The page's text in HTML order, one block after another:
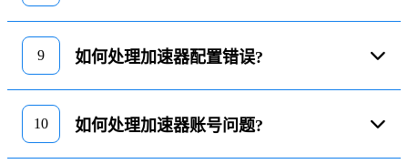
9 如何处理加速器配置错误?
10 如何处理加速器账号问题?